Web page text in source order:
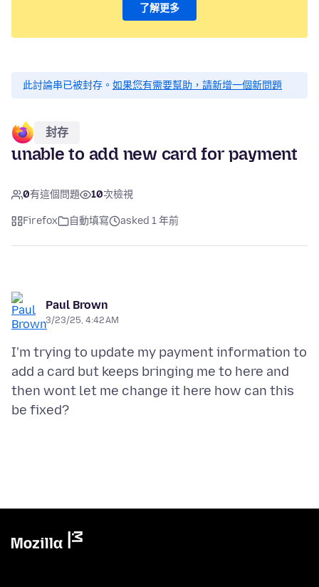
了解更多
此討論串已被封存。 如果您有需要幫助，請新增一個新問題
封存
unable to add new card for payment
0有這個問題 10次檢視
Firefox 自動填寫 asked 1 年前
Paul Brown
3/23/25, 4:42 AM
I'm trying to update my payment information to
add a card but keeps bringing me to here and
then wont let me change it here how can this